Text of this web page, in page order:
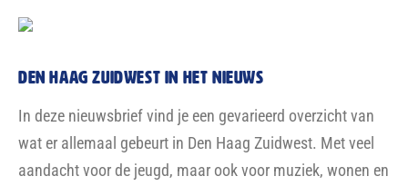
DEN HAAG ZUIDWEST IN HET NIEUWS
In deze nieuwsbrief vind je een gevarieerd overzicht van
wat er allemaal gebeurt in Den Haag Zuidwest. Met veel
aandacht voor de jeugd, maar ook voor muziek, wonen en